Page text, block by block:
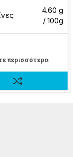
4.60 g
/ 100g
περισσότερα